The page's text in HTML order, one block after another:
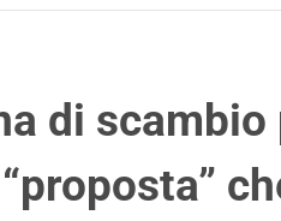
di